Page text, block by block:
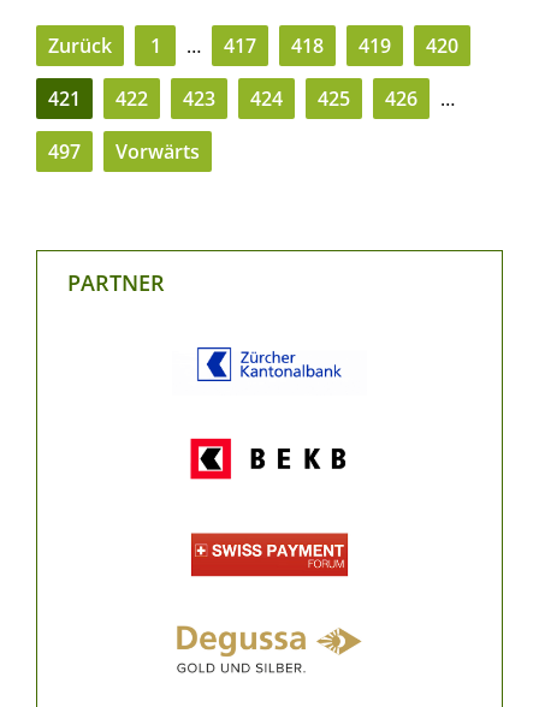
Zurück 1 … 417 418 419
420
421
422 423 424 425 426
…
497
Vorwärts
PARTNER